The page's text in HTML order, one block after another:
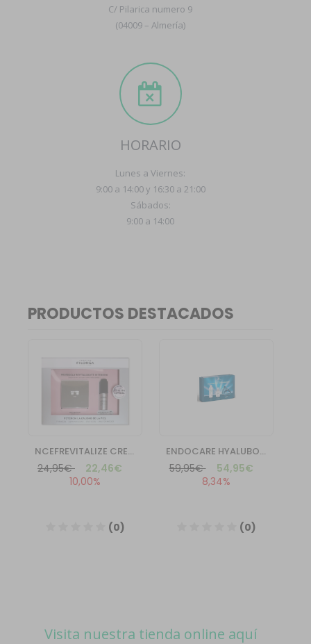
C/ Pilarica numero 9
(04009 – Almería)
HORARIO
Lunes a Viernes:
9:00 a 14:00 y 16:30 a 21:00
Sábados:
9:00 a 14:00
Visita nuestra tienda online aquí